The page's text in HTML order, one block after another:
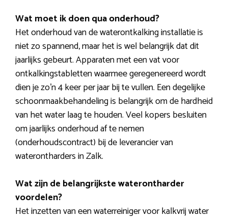
Wat moet ik doen qua onderhoud?
Het onderhoud van de waterontkalking installatie is
niet zo spannend, maar het is wel belangrijk dat dit
jaarlijks gebeurt. Apparaten met een vat voor
ontkalkingstabletten waarmee geregenereerd wordt
dien je zo’n 4 keer per jaar bij te vullen. Een degelijke
schoonmaakbehandeling is belangrijk om de hardheid
van het water laag te houden. Veel kopers besluiten
om jaarlijks onderhoud af te nemen
(onderhoudscontract) bij de leverancier van
waterontharders in Zalk.
Wat zijn de belangrijkste waterontharder
voordelen?
Het inzetten van een waterreiniger voor kalkvrij water